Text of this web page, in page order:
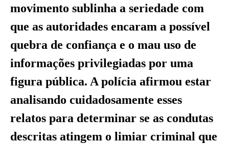
movimento sublinha a seriedade com
que as autoridades encaram a possível
quebra de confiança e o mau uso de
informações privilegiadas por uma
figura pública. A polícia afirmou estar
analisando cuidadosamente esses
relatos para determinar se as condutas
descritas atingem o limiar criminal que